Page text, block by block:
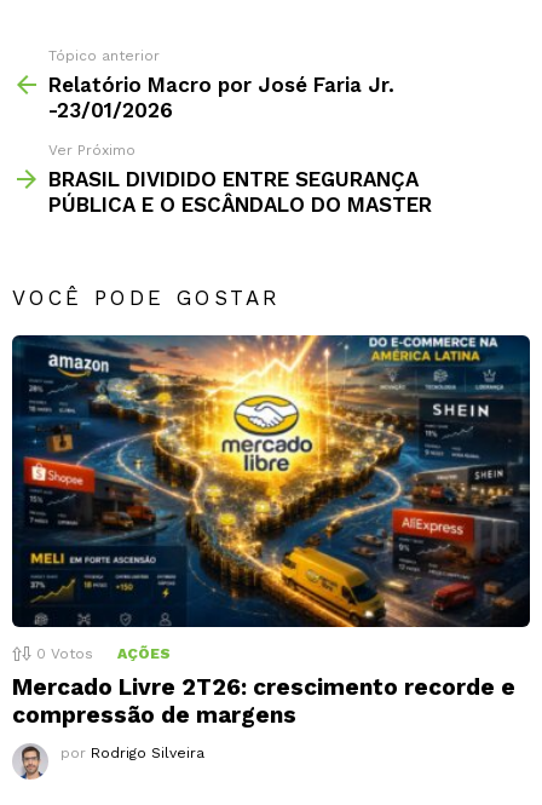
Tópico anterior
Relatório Macro por José Faria Jr.
-23/01/2026
Ver Próximo
BRASIL DIVIDIDO ENTRE SEGURANÇA
PÚBLICA E O ESCÂNDALO DO MASTER
VOCÊ PODE GOSTAR
0 Votos AÇÕES
Mercado Livre 2T26: crescimento recorde e
compressão de margens
por Rodrigo Silveira